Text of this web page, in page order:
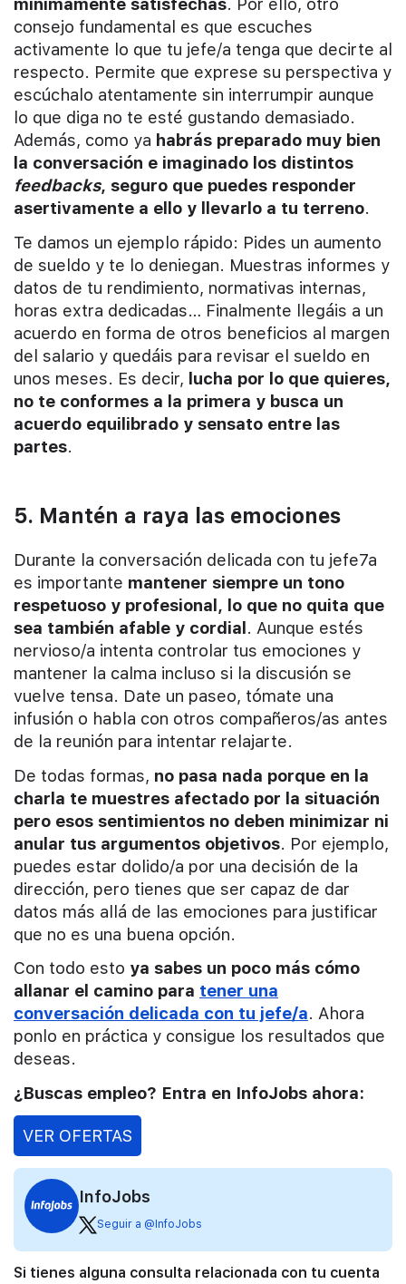
mínimamente satisfechas. Por ello, otro
consejo fundamental es que escuches
activamente lo que tu jefe/a tenga que decirte al
respecto. Permite que exprese su perspectiva y
escúchalo atentamente sin interrumpir aunque
lo que diga no te esté gustando demasiado.
Además, como ya habrás preparado muy bien
la conversación e imaginado los distintos
feedbacks, seguro que puedes responder
asertivamente a ello y llevarlo a tu terreno.
Te damos un ejemplo rápido: Pides un aumento
de sueldo y te lo deniegan. Muestras informes y
datos de tu rendimiento, normativas internas,
horas extra dedicadas… Finalmente llegáis a un
acuerdo en forma de otros beneficios al margen
del salario y quedáis para revisar el sueldo en
unos meses. Es decir, lucha por lo que quieres,
no te conformes a la primera y busca un
acuerdo equilibrado y sensato entre las
partes.
5. Mantén a raya las emociones
Durante la conversación delicada con tu jefe7a
es importante mantener siempre un tono
respetuoso y profesional, lo que no quita que
sea también afable y cordial . Aunque estés
nervioso/a intenta controlar tus emociones y
mantener la calma incluso si la discusión se
vuelve tensa. Date un paseo, tómate una
infusión o habla con otros compañeros/as antes
de la reunión para intentar relajarte.
De todas formas, no pasa nada porque en la
charla te muestres afectado por la situación
pero esos sentimientos no deben minimizar ni
anular tus argumentos objetivos. Por ejemplo,
puedes estar dolido/a por una decisión de la
dirección, pero tienes que ser capaz de dar
datos más allá de las emociones para justificar
que no es una buena opción.
Con todo esto ya sabes un poco más cómo
allanar el camino para tener una
conversación delicada con tu jefe/a. Ahora
ponlo en práctica y consigue los resultados que
deseas.
¿Buscas empleo? Entra en InfoJobs ahora:
VER OFERTAS
InfoJobs
Seguir a @InfoJobs
Si tienes alguna consulta relacionada con tu cuenta